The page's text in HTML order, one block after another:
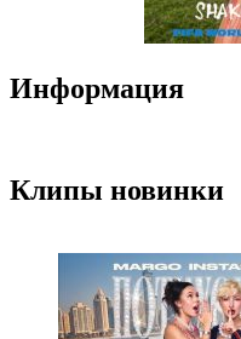
Информация
Клипы новинки